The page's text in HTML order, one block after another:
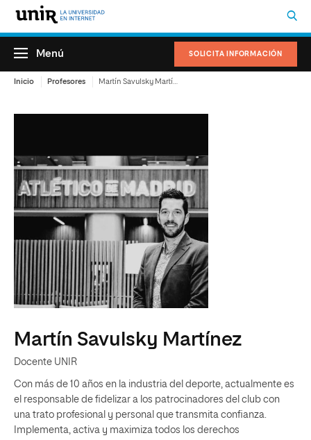
SOLICITA INFORMACIÓN
Menú
Inicio Profesores
Martín Savulsky Martínez
Docente UNIR
Con más de 10 años en la industria del deporte, actualmente es
el responsable de fidelizar a los patrocinadores del club con
una trato profesional y personal que transmita confianza.
Implementa, activa y maximiza todos los derechos